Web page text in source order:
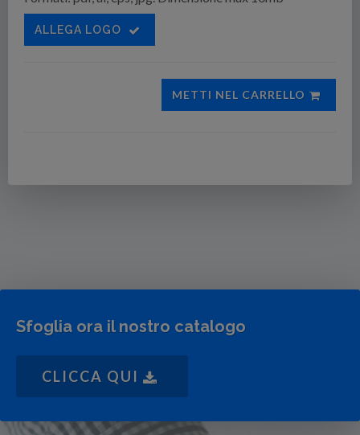
ALLEGA LOGO
METTI NEL CARRELLO
Sfoglia ora il nostro catalogo
CLICCA QUI